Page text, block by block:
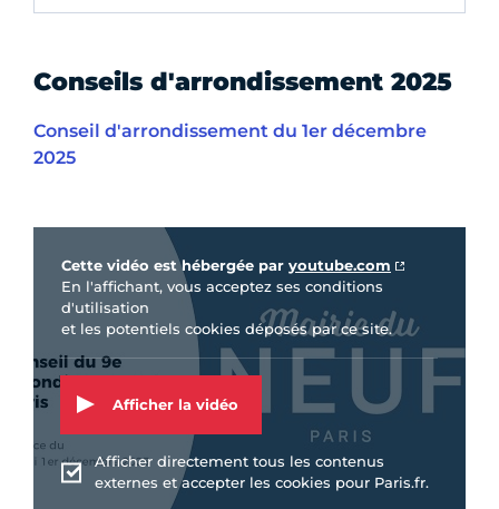
Conseils d'arrondissement 2025
Conseil d'arrondissement du 1er décembre
2025
Cette vidéo est hébergée par youtube.com
En l'affichant, vous acceptez ses conditions
d'utilisation
et les potentiels cookies déposés par ce site.
Afficher la vidéo
Afficher directement tous les contenus
externes et accepter les cookies pour Paris.fr.